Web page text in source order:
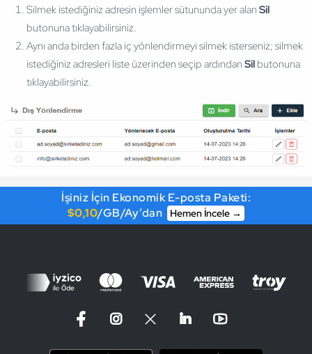
Silmek istediğiniz adresin işlemler sütununda yer alan Sil
butonuna tıklayabilirsiniz.
Aynı anda birden fazla iç yönlendirmeyi silmek isterseniz; silmek
istediğiniz adresleri liste üzerinden seçip ardından Sil butonuna
tıklayabilirsiniz.
İşiniz İçin Ekonomik E-posta Paketi:
$0,10/GB/Ay’dan Hemen İncele →